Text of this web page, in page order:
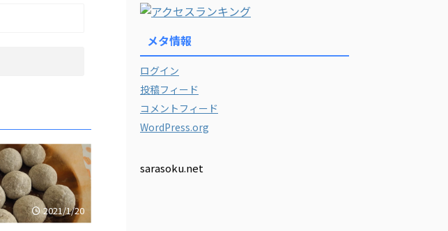
2021/1/20
メタ情報
ログイン
投稿フィード
コメントフィード
WordPress.org
sarasoku.net